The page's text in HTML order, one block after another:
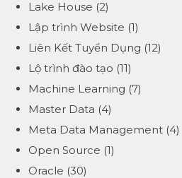
Lake House (2)
Lập trình Website (1)
Liên Kết Tuyển Dụng (12)
Lộ trình đào tạo (11)
Machine Learning (7)
Master Data (4)
Meta Data Management (4)
Open Source (1)
Oracle (30)